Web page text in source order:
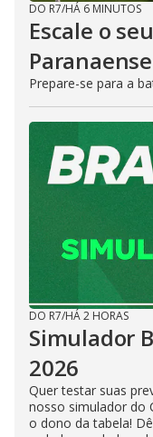
DO R7/HÁ 6 MINUTOS
Escale o
Prepare-se para a
DO R7/HÁ 2 HORAS
Simulador
2026
Quer testar suas
nosso simulador do
o dono da tabela!